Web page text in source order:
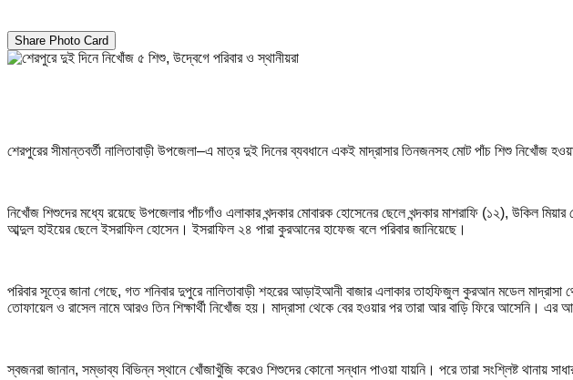
Share Photo Card
শেরপুরের সীমান্তবর্তী নালিতাবাড়ী উপজেলা–এ মাত্র দুই দিনের ব্যবধানে একই মাদ্রাসার তিনজনসহ মোট পাঁচ শিশু নিখোঁজ
নিখোঁজ শিশুদের মধ্যে রয়েছে উপজেলার পাঁচগাঁও এলাকার খন্দকার মোবারক হোসেনের ছেলে খন্দকার মাশরাফি (১২), উকিল
আব্দুল হাইয়ের ছেলে ইসরাফিল হোসেন। ইসরাফিল ২৪ পারা কুরআনের হাফেজ বলে পরিবার জানিয়েছে।
পরিবার সূত্রে জানা গেছে, গত শনিবার দুপুরে নালিতাবাড়ী শহরের আড়াইআনী বাজার এলাকার তাহফিজুল কুরআন মডেল মাদ্রাসা
তোফায়েল ও রাসেল নামে আরও তিন শিক্ষার্থী নিখোঁজ হয়। মাদ্রাসা থেকে বের হওয়ার পর তারা আর বাড়ি ফিরে আসেনি।
স্বজনরা জানান, সম্ভাব্য বিভিন্ন স্থানে খোঁজাখুঁজি করেও শিশুদের কোনো সন্ধান পাওয়া যায়নি। পরে তারা সংশ্লিষ্ট থানায়